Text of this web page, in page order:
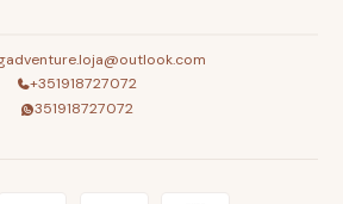
+351918727072
351918727072